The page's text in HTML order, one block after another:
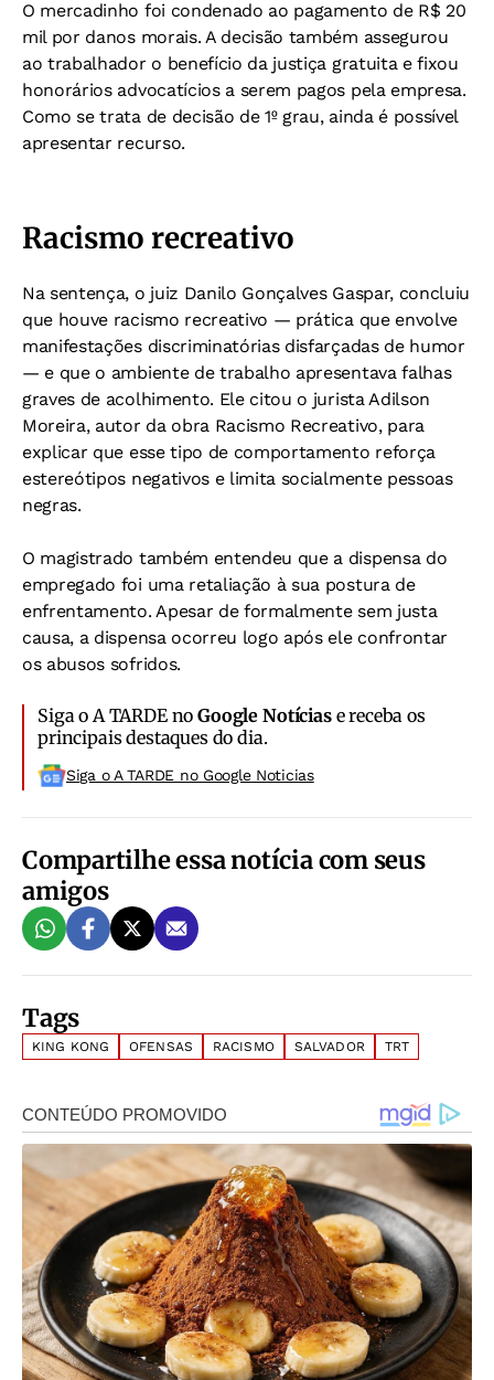
O mercadinho foi condenado ao pagamento de R$ 20
mil por danos morais. A decisão também assegurou
ao trabalhador o benefício da justiça gratuita e fixou
honorários advocatícios a serem pagos pela empresa.
Como se trata de decisão de 1º grau, ainda é possível
apresentar recurso.
Racismo recreativo
Na sentença, o juiz Danilo Gonçalves Gaspar, concluiu
que houve racismo recreativo — prática que envolve
manifestações discriminatórias disfarçadas de humor
— e que o ambiente de trabalho apresentava falhas
graves de acolhimento. Ele citou o jurista Adilson
Moreira, autor da obra Racismo Recreativo, para
explicar que esse tipo de comportamento reforça
estereótipos negativos e limita socialmente pessoas
negras.
O magistrado também entendeu que a dispensa do
empregado foi uma retaliação à sua postura de
enfrentamento. Apesar de formalmente sem justa
causa, a dispensa ocorreu logo após ele confrontar
os abusos sofridos.
Siga o A TARDE noGoogle Notíciase receba os
principais destaques do dia.
Siga o A TARDE no Google Noticias
Compartilhe essa notícia com seus
amigos
Tags
KING KONG OFENSAS RACISMO SALVADOR TRT